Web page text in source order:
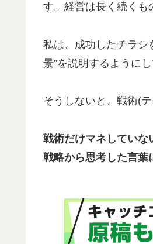
す。経営は長く続くも
私は、成功したチラシ
景”を説明するようにし
そうしないと、戦術(
戦術だけマネしていな
戦略から思考した言葉